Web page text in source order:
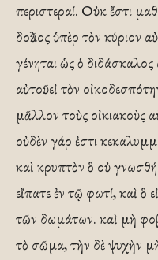
περιστεραί. Οὐκ ἔστι
δοῦλος ὑπὲρ τὸν κύριον
γένηται ὡς ὁ
αὐτοῦ. εἰ τὸν
μᾶλλον τοὺς οἰκιακοὺς
οὐδὲν γάρ ἐστι
καὶ κρυπτὸν ὃ οὐ
εἴπατε ἐν τῷ φωτί, καὶ ὃ
τῶν δωμάτων. καὶ μὴ
τὸ σῶμα, τὴν δὲ ψυχὴν